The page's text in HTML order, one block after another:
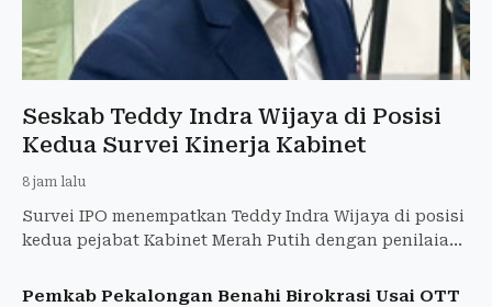
Seskab Teddy Indra Wijaya di Posisi
Kedua Survei Kinerja Kabinet
8 jam lalu
Survei IPO menempatkan Teddy Indra Wijaya di posisi
kedua pejabat Kabinet Merah Putih dengan penilaian
Pemkab Pekalongan Benahi Birokrasi Usai OTT